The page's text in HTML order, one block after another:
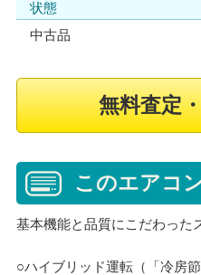
状態
中古品
無料査定
このエアコ
基本機能と品質にこだわった
○ハイブリッド運転（「冷房節